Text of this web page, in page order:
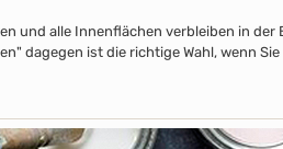
und alle Innenflächen verbleiben in der
dagegen ist die richtige Wahl, wenn